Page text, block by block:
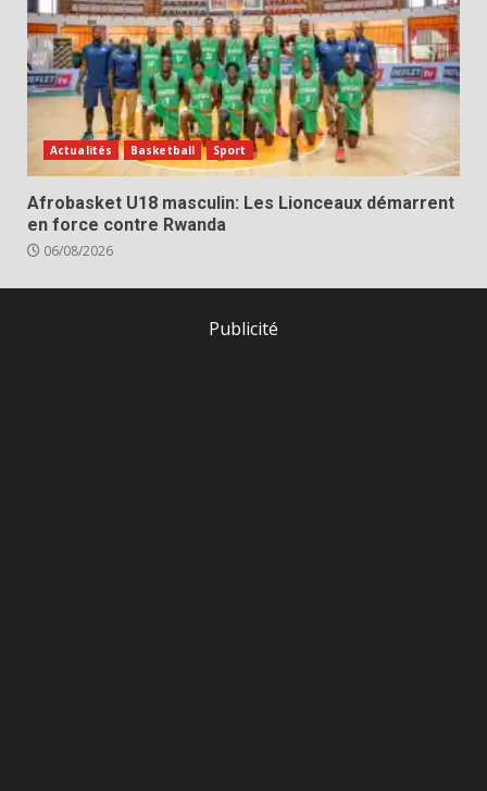
Actualités Basketball Sport
Afrobasket U18 masculin: Les Lionceaux démarrent
en force contre Rwanda
06/08/2026
Publicité